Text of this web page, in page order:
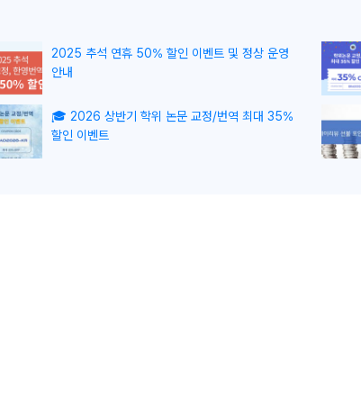
2025 추석 연휴 50% 할인 이벤트 및 정상 운영
안내
🎓 2026 상반기 학위 논문 교정/번역 최대 35%
할인 이벤트